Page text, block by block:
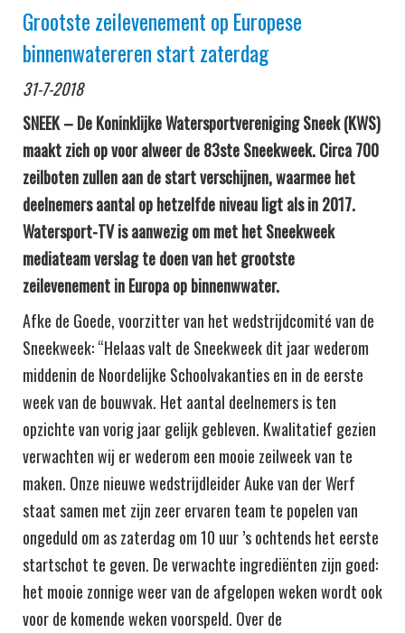
Grootste zeilevenement op Europese
binnenwatereren start zaterdag
31-7-2018
SNEEK – De Koninklijke Watersportvereniging Sneek (KWS)
maakt zich op voor alweer de 83ste Sneekweek. Circa 700
zeilboten zullen aan de start verschijnen, waarmee het
deelnemers aantal op hetzelfde niveau ligt als in 2017.
Watersport-TV is aanwezig om met het Sneekweek
mediateam verslag te doen van het grootste
zeilevenement in Europa op binnenwwater.
Afke de Goede, voorzitter van het wedstrijdcomité van de
Sneekweek: “Helaas valt de Sneekweek dit jaar wederom
middenin de Noordelijke Schoolvakanties en in de eerste
week van de bouwvak. Het aantal deelnemers is ten
opzichte van vorig jaar gelijk gebleven. Kwalitatief gezien
verwachten wij er wederom een mooie zeilweek van te
maken. Onze nieuwe wedstrijdleider Auke van der Werf
staat samen met zijn zeer ervaren team te popelen van
ongeduld om as zaterdag om 10 uur ’s ochtends het eerste
startschot te geven. De verwachte ingrediënten zijn goed:
het mooie zonnige weer van de afgelopen weken wordt ook
voor de komende weken voorspeld. Over de